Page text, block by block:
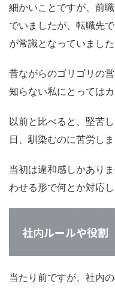
細かいことですが、前
でいましたが、転職先
が常識となっていました
昔ながらのゴリゴリの
知らない私にとっては
以前と比べると、堅苦
日、馴染むのに苦労しま
当初は違和感しかあり
わせる形で何とか対応
社内ルールや役割
当たり前ですが、社内